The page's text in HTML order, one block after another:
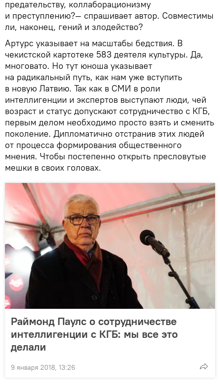
предательству, коллаборационизму
и преступлению?— спрашивает автор. Совместимы
ли, наконец, гений и злодейство?
Артурс указывает на масштабы бедствия. В
чекистской картотеке 583 деятеля культуры. Да,
многовато. Но тут юноша указывает
на радикальный путь, как нам уже вступить
в новую Латвию. Так как в СМИ в роли
интеллигенции и экспертов выступают люди, чей
возраст и статус допускают сотрудничество с КГБ,
первым делом необходимо просто взять и сменить
поколение. Дипломатично отстранив этих людей
от процесса формирования общественного
мнения. Чтобы постепенно открыть пресловутые
мешки в своих головах.
Раймонд Паулс о сотрудничестве
интеллигенции с КГБ: мы все это
делали
9 января 2018, 13:26